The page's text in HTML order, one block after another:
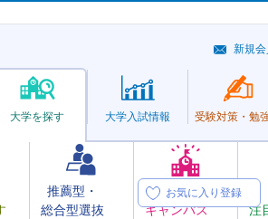
大学を探す
推薦型・
総合型選抜
オープン
キャンパス
注
大学入試情報 受験対策・ 勉
新規
お気に入り登録